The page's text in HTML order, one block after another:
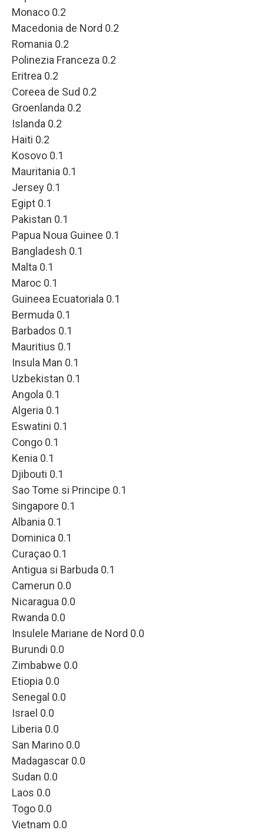
Monaco 0.2
Macedonia de Nord 0.2
Romania 0.2
Polinezia Franceza 0.2
Eritrea 0.2
Coreea de Sud 0.2
Groenlanda 0.2
Islanda 0.2
Haiti 0.2
Kosovo 0.1
Mauritania 0.1
Jersey 0.1
Egipt 0.1
Pakistan 0.1
Papua Noua Guinee 0.1
Bangladesh 0.1
Malta 0.1
Maroc 0.1
Guineea Ecuatoriala 0.1
Bermuda 0.1
Barbados 0.1
Mauritius 0.1
Insula Man 0.1
Uzbekistan 0.1
Angola 0.1
Algeria 0.1
Eswatini 0.1
Congo 0.1
Kenia 0.1
Djibouti 0.1
Sao Tome si Principe 0.1
Singapore 0.1
Albania 0.1
Dominica 0.1
Curaçao 0.1
Antigua si Barbuda 0.1
Camerun 0.0
Nicaragua 0.0
Rwanda 0.0
Insulele Mariane de Nord 0.0
Burundi 0.0
Zimbabwe 0.0
Etiopia 0.0
Senegal 0.0
Israel 0.0
Liberia 0.0
San Marino 0.0
Madagascar 0.0
Sudan 0.0
Laos 0.0
Togo 0.0
Vietnam 0.0